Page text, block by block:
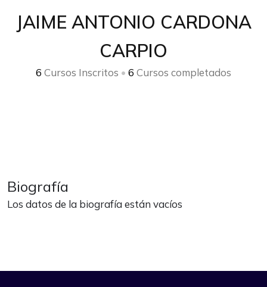
JAIME ANTONIO CARDONA
CARPIO
6 Cursos Inscritos • 6 Cursos completados
Biografía
Los datos de la biografía están vacíos